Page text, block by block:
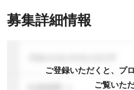
募集詳細情報
ご登録いただくと、プ
ご覧いた